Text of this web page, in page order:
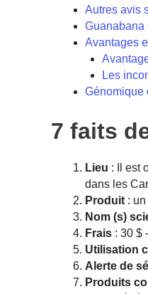
Autres avis
Guanabana
Avantages
Les
Génomique
7 faits
Lieu : Il est
dans les
Produit :
Nom (s)
Frais : 30 $
Utilisation
Alerte de
Produits